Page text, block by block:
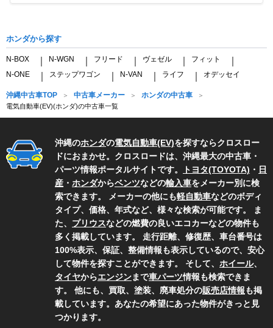
2
ホンダから探す
N-BOX N-WGN フリード ヴェゼル フィット
N-ONE ステップワゴン N-VAN ライフ オデッセイ
沖縄中古車TOP 中古車メーカー ホンダの中古車
電気自動車(EV)(ホンダ)の中古車一覧
沖縄のホンダの電気自動車(EV)を探すならクロスロー
ドにおまかせ。クロスロードは、沖縄最大の中古車・
パーツ情報ポータルサイトです。
トヨタ(TOYOTA) ・ 日
産 ・ ホンダからベンツなどの輸入車をメーカー別に検
索できます。 メーカーの他にも軽自動車などのボディ
タイプ、価格、年式など、様々な検索が可能です。 ま
た、 プリウスなどの燃費の良いエコカーなどの物件も
多く掲載しています。 走行距離、修復歴、車台番号は
100%表示、保証、整備情報も表示しているので、安心
して物件を探すことができます。 そして、 ホイール、
タイヤからエンジンまで車パーツ情報も検索できま
す。 他にも、買取、塗装、廃車処分の販売店情報も掲
載しています。あなたの希望にあった物件がきっと見
つかります。